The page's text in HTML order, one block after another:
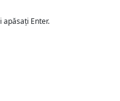
apăsați Enter.